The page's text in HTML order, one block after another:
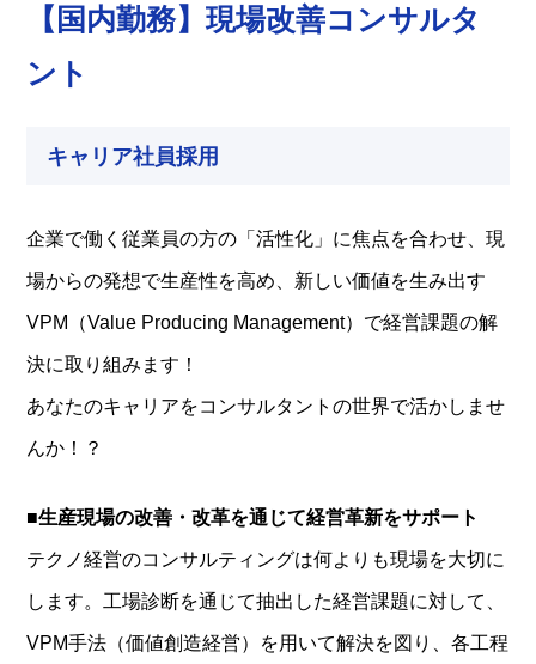
【国内勤務】現場改善コンサルタ
ント
キャリア社員採用
企業で働く従業員の方の「活性化」に焦点を合わせ、現
場からの発想で生産性を高め、新しい価値を生み出す
VPM（Value Producing Management）で経営課題の解
決に取り組みます！
あなたのキャリアをコンサルタントの世界で活かしませ
んか！？
■生産現場の改善・改革を通じて経営革新をサポート
テクノ経営のコンサルティングは何よりも現場を大切に
します。工場診断を通じて抽出した経営課題に対して、
VPM手法（価値創造経営）を用いて解決を図り、各工程